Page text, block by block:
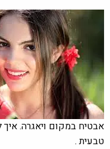
אבטיח במקום ויאגרה.
טבעית .